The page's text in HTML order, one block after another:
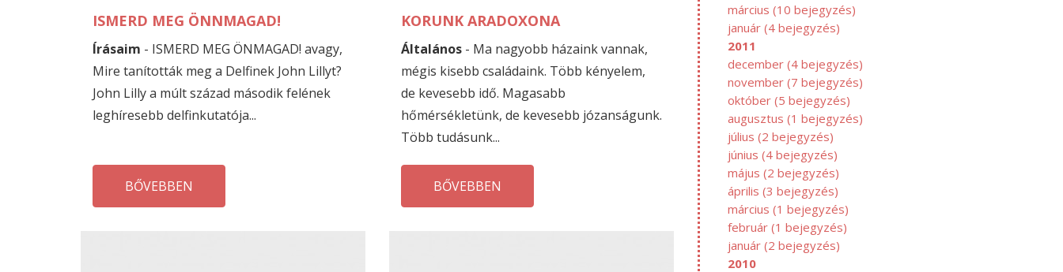
ISMERD MEG ÖNNMAGAD!
Írásaim - ISMERD MEG ÖNMAGAD! avagy,
Mire tanították meg a Delfinek John Lillyt?
John Lilly a múlt század második felének
leghíresebb delfinkutatója...
BŐVEBBEN
KORUNK ARADOXONA
Általános - Ma nagyobb házaink vannak,
mégis kisebb családaink. Több kényelem,
de kevesebb idő. Magasabb
hőmérsékletünk, de kevesebb józanságunk.
Több tudásunk...
BŐVEBBEN
március (10 bejegyzés)
január (4 bejegyzés)
2011
december (4 bejegyzés)
november (7 bejegyzés)
október (5 bejegyzés)
augusztus (1 bejegyzés)
július (2 bejegyzés)
június (4 bejegyzés)
május (2 bejegyzés)
április (3 bejegyzés)
március (1 bejegyzés)
február (1 bejegyzés)
január (2 bejegyzés)
2010